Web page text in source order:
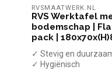
RVSMAATWERK.NL
RVS Werktafel
bodemschap |
pack |
✓ Stevig en
✓ Hygiënisch